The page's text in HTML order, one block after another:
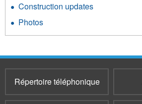
Construction updates
Photos
Répertoire téléphonique